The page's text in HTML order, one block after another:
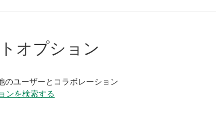
オプション
のユーザーとコラボレーション
ンを検索する